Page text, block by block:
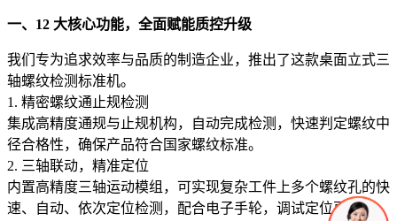
一、12 大核心功能，全面赋能质控升级
我们专为追求效率与品质的制造企业，推出了这款桌面立式三
轴螺纹检测标准机。
1. 精密螺纹通止规检测
集成高精度通规与止规机构，自动完成检测，快速判定螺纹中
径合格性，确保产品符合国家螺纹标准。
2. 三轴联动，精准定位
内置高精度三轴运动模组，可实现复杂工件上多个螺纹孔的快
速、自动、依次定位检测，配合电子手轮，调试定位更快捷。